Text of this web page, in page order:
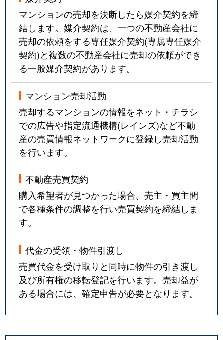
マンションの売却を決断したら媒介契約を締
結します。媒介契約は、一つの不動産会社に
売却の依頼をする専任媒介契約(専属専任媒介
契約)と複数の不動産会社に売却の依頼ができ
る一般媒介契約があります。
マンション売却活動
売却するマンションの情報をネット・チラシ
での広告や指定流通機構(レインズ)など不動
産の売買情報ネットワークに登録し売却活動
を行います。
不動産売買契約
購入希望者が見つかった場合、売主・買主間
で各種条件の調整を行い売買契約を締結しま
す。
代金の受領・物件引渡し
売買代金を受け取りと同時に物件の引き渡し
及び所有権の移転登記を行います。売却益が
ある場合には、確定申告が必要となります。